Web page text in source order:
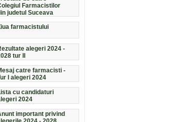
Farmacistilor
judetul Suceava
farmacistului
alegeri 2024 -
tur II
catre farmacisti -
I alegeri 2024
cu candidaturi
2024
important privind